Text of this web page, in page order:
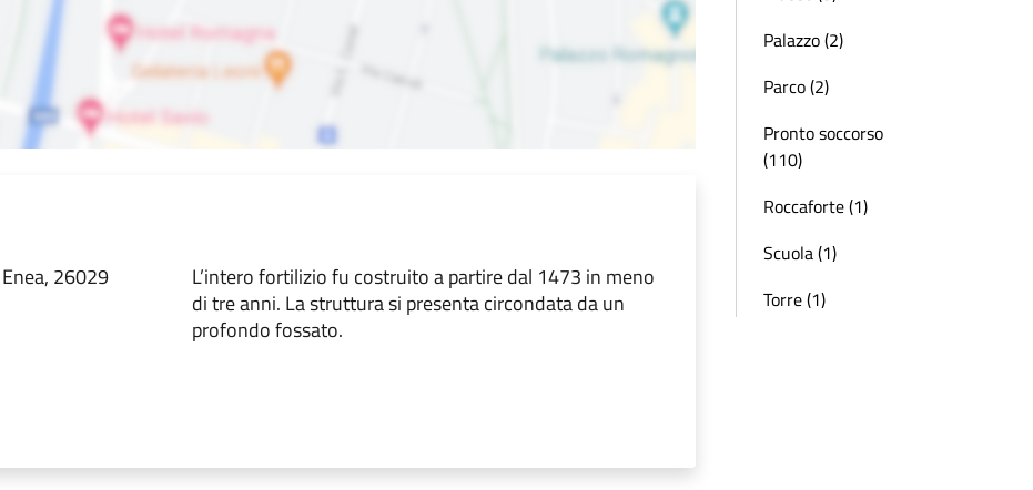
26029
L’intero fortilizio fu costruito a partire dal 1473 in meno
di tre anni. La struttura si presenta circondata da un
profondo fossato.
Palazzo (2)
Parco (2)
Pronto soccorso
(110)
Roccaforte (1)
Scuola (1)
Torre (1)